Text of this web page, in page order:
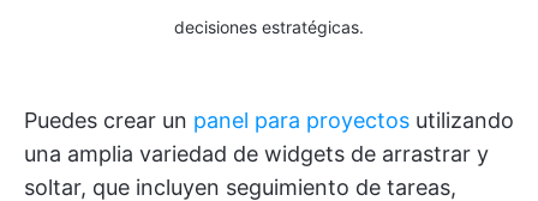
decisiones estratégicas.
Puedes crear un panel para proyectos utilizando
una amplia variedad de widgets de arrastrar y
soltar, que incluyen seguimiento de tareas,